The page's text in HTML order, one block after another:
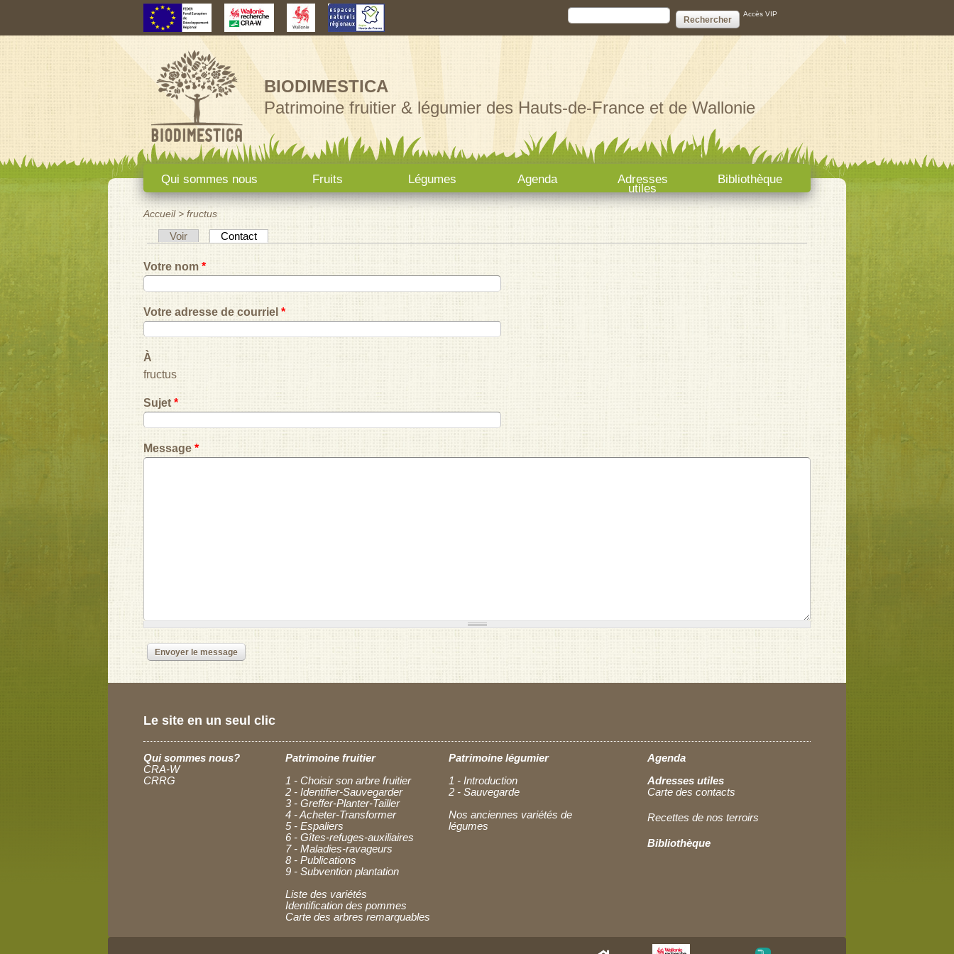
Accès VIP
Formulaire de recherche
Rechercher
BIODIMESTICA
Patrimoine fruitier & légumier des Hauts-de-France et de Wallonie
Menu principal
Qui sommes nous Fruits Légumes Agenda Adresses
utiles
Bibliothèque
Vous êtes ici
Accueil > fructus
Onglets principaux
Voir Contact
Votre nom *
Votre adresse de courriel *
À
fructus
Sujet *
Message *
Le site en un seul clic
Qui sommes nous?
CRA-W
CRRG
Patrimoine fruitier
1 - Choisir son arbre fruitier
2 - Identifier-Sauvegarder
3 - Greffer-Planter-Tailler
4 - Acheter-Transformer
5 - Espaliers
6 - Gîtes-refuges-auxiliaires
7 - Maladies-ravageurs
8 - Publications
9 - Subvention plantation
Liste des variétés
Identification des pommes
Carte des arbres remarquables
Patrimoine légumier
1 - Introduction
2 - Sauvegarde
Nos anciennes variétés de
légumes
Agenda
Adresses utiles
Carte des contacts
Recettes de nos terroirs
Bibliothèque